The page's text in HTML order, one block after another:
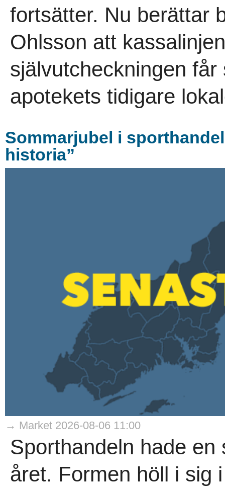
fortsätter. Nu berättar
Ohlsson att
självutcheckningen
apotekets tidigare
Sommarjubel i
historia”
→ Market 2026-08-06 11:00
Sporthandeln hade
året. Formen höll i sig